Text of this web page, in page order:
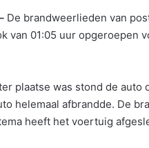
De brandweerlieden van
van 01:05 uur opgeroepen
plaatse was stond de
helemaal afbrandde. De
heeft het voertuig